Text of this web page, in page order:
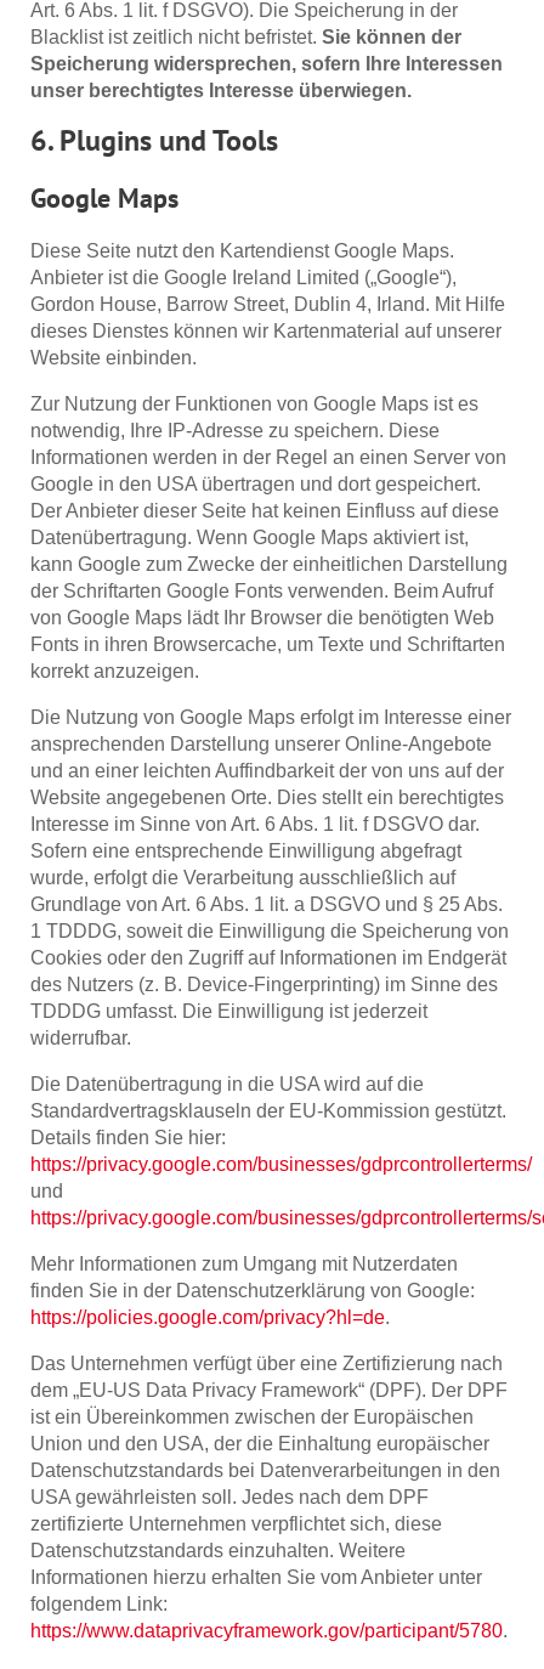
Art. 6 Abs. 1 lit. f DSGVO). Die Speicherung in der
Blacklist ist zeitlich nicht befristet. Sie können der
Speicherung widersprechen, sofern Ihre Interessen
unser berechtigtes Interesse überwiegen.
6. Plugins und Tools
Google Maps
Diese Seite nutzt den Kartendienst Google Maps.
Anbieter ist die Google Ireland Limited („Google“),
Gordon House, Barrow Street, Dublin 4, Irland. Mit Hilfe
dieses Dienstes können wir Kartenmaterial auf unserer
Website einbinden.
Zur Nutzung der Funktionen von Google Maps ist es
notwendig, Ihre IP-Adresse zu speichern. Diese
Informationen werden in der Regel an einen Server von
Google in den USA übertragen und dort gespeichert.
Der Anbieter dieser Seite hat keinen Einfluss auf diese
Datenübertragung. Wenn Google Maps aktiviert ist,
kann Google zum Zwecke der einheitlichen Darstellung
der Schriftarten Google Fonts verwenden. Beim Aufruf
von Google Maps lädt Ihr Browser die benötigten Web
Fonts in ihren Browsercache, um Texte und Schriftarten
korrekt anzuzeigen.
Die Nutzung von Google Maps erfolgt im Interesse einer
ansprechenden Darstellung unserer Online-Angebote
und an einer leichten Auffindbarkeit der von uns auf der
Website angegebenen Orte. Dies stellt ein berechtigtes
Interesse im Sinne von Art. 6 Abs. 1 lit. f DSGVO dar.
Sofern eine entsprechende Einwilligung abgefragt
wurde, erfolgt die Verarbeitung ausschließlich auf
Grundlage von Art. 6 Abs. 1 lit. a DSGVO und § 25 Abs.
1 TDDDG, soweit die Einwilligung die Speicherung von
Cookies oder den Zugriff auf Informationen im Endgerät
des Nutzers (z. B. Device-Fingerprinting) im Sinne des
TDDDG umfasst. Die Einwilligung ist jederzeit
widerrufbar.
Die Datenübertragung in die USA wird auf die
Standardvertragsklauseln der EU-Kommission gestützt.
Details finden Sie hier:
https://privacy.google.com/businesses/gdprcontrollerterms/
und
https://privacy.google.com/businesses/gdprcontrollerterms/
Mehr Informationen zum Umgang mit Nutzerdaten
finden Sie in der Datenschutzerklärung von Google:
https://policies.google.com/privacy?hl=de.
Das Unternehmen verfügt über eine Zertifizierung nach
dem „EU-US Data Privacy Framework“ (DPF). Der DPF
ist ein Übereinkommen zwischen der Europäischen
Union und den USA, der die Einhaltung europäischer
Datenschutzstandards bei Datenverarbeitungen in den
USA gewährleisten soll. Jedes nach dem DPF
zertifizierte Unternehmen verpflichtet sich, diese
Datenschutzstandards einzuhalten. Weitere
Informationen hierzu erhalten Sie vom Anbieter unter
folgendem Link:
https://www.dataprivacyframework.gov/participant/5780.